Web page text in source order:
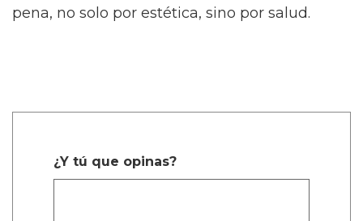
pena, no solo por estética, sino por salud.
¿Y tú que opinas?